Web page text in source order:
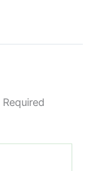
Required